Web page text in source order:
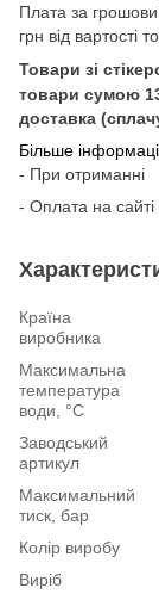
Плата за
грн від вартості
Товари зі
товари сумою
доставка
Більше
- При отриманні
- Оплата на сайті
Країна
виробника
Максимальна
температура
води, °С
Заводський
артикул
Максимальний
тиск, бар
Колір виробу
Виріб